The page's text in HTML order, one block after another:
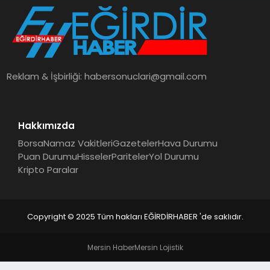
SPOR
TEKNOLOJI
Reklam & İşbirliği:habersonuclari@gmail.com
Hakkımızda
BorsaNamaz VakitleriGazetelerHava Durumu
Puan DurumuHisselerParitelerYol Durumu
Kripto Paralar
Copyright © 2025 Tüm hakları EĞİRDİRHABER 'de saklıdır.
Mersin HaberMersin Lojistik